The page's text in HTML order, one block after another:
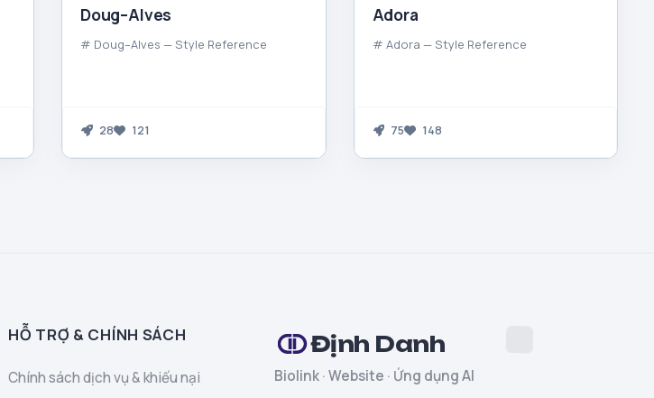
Doug–Alves
# Doug–Alves — Style Reference
28 121
Adora
# Adora — Style Reference
75 148
HỖ TRỢ & CHÍNH SÁCH
Chính sách dịch vụ & khiếu nại
Định Danh
Biolink · Website · Ứng dụng AI